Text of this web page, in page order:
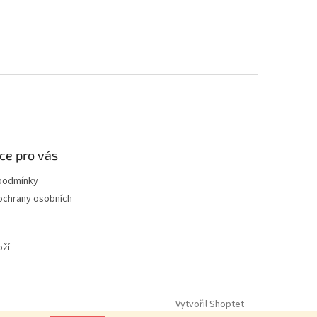
pro vás
osobních
Vytvořil Shoptet